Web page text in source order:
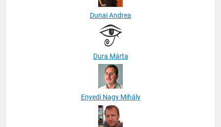
Dunai Andrea
Dura Márta
Enyedi Nagy Mihály